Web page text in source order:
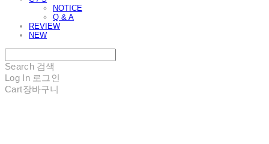
NOTICE
Q & A
REVIEW
NEW
Search 검색
Log In 로그인
Cart장바구니